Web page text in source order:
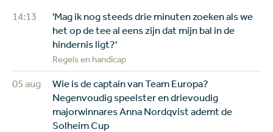
14:13
'Mag ik nog steeds drie minuten zoeken als we
het op de tee al eens zijn dat mijn bal in de
hindernis ligt?'
Regels en handicap
05 aug
Wie is de captain van Team Europa?
Negenvoudig speelster en drievoudig
majorwinnares Anna Nordqvist ademt de
Solheim Cup